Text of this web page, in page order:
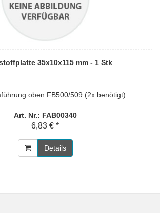
35x10x115 mm - 1 Stk
oben FB500/509 (2x benötigt)
Art. Nr.: FAB00340
6,83 € *
Details